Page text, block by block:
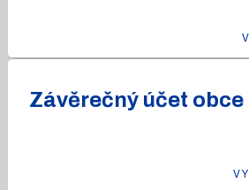
Závěrečný účet obce